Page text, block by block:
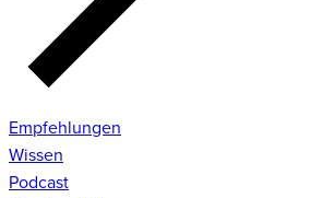
Empfehlungen
Wissen
Podcast